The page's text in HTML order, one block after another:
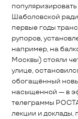
Шаболовской
первые годы
рупоров,
например, на
Москвы) стояли
улице,
обогащённый
насыщенной — в
телеграммы
лекции и доклады,